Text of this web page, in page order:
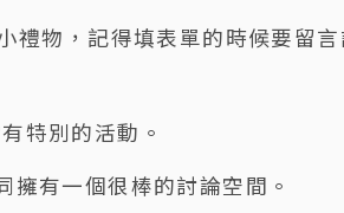
禮物，記得填表單的時候要留
特別的活動。
有一個很棒的討論空間。